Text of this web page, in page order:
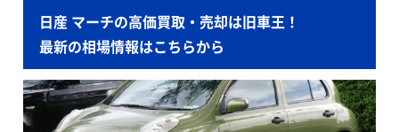
日産 マーチの高価買取・売却は旧車王！
最新の相場情報はこちらから